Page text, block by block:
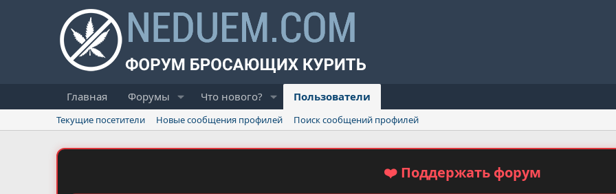
Главная Форумы Что нового? Пользователи
Текущие посетители Новые сообщения профилей Поиск сообщений профилей
❤️ Поддержать форум